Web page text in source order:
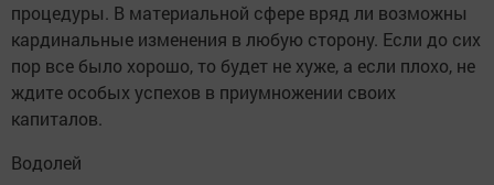
процедуры. В материальной сфере вряд ли возможны
кардинальные изменения в любую сторону. Если до сих
пор все было хорошо, то будет не хуже, а если плохо, не
ждите особых успехов в приумножении своих
капиталов.
Водолей